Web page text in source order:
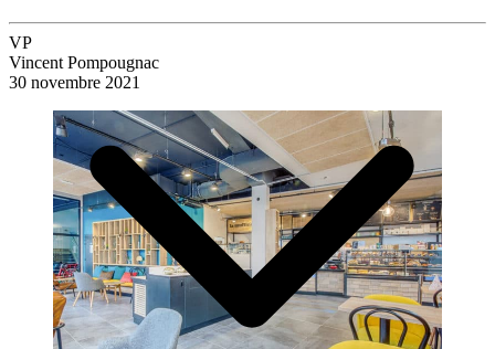
VP
Vincent Pompougnac
30 novembre 2021